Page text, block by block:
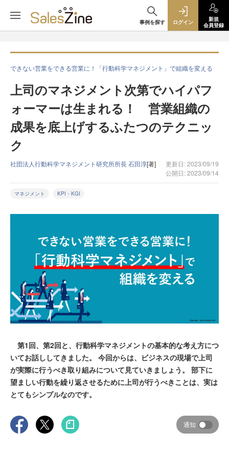
事例を探す ログイン
新規
会員登録
できない営業をできる営業に！「行動科学マネジメント」で組織を変える
上司のマネジメント次第でハイパフ
ォーマーは生まれる！ 営業組織の
成果を底上げするふたつのテクニッ
ク
社団法人行動科学マネジメント研究所所長 石田淳[著]
更新日: 2023/09/19
公開日: 2023/09/14
マネジメント KPI・KGI
第1回、第2回と、行動科学マネジメントの基本的な考え方につ
いてお話ししてきました。 今回からは、ビジネスの現場で上司
が実際に行うべき取り組みについて見ていきましょう。 部下に
望ましい行動を繰り返させるために上司が行うべきことは、実は
とてもシンプルなのです。
通知